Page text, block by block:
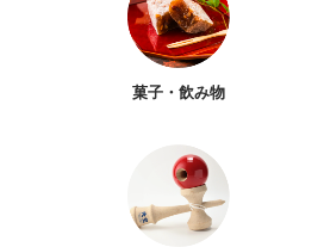
菓子・飲み物